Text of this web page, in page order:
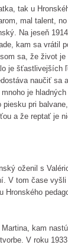
tak u
mal talent,
Na jeseň
kam sa vrátil
sa, že život
je šťastlivejších
naučiť sa
je
piesku pri
a že reptať je
oženil s
V tom čase
Hronského
kam
V roku